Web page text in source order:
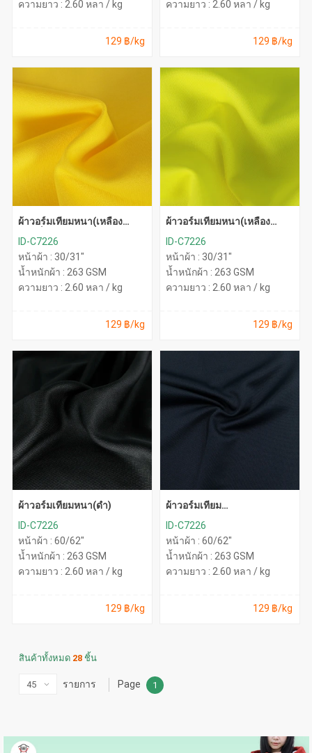
ความยาว : 2.60 หลา / kg
129 ฿/kg
ความยาว : 2.60 หลา / kg
129 ฿/kg
ผ้าวอร์มเทียมหนา(เหลือง
ID-C7226
หน้าผ้า : 30/31"
น้ำหนักผ้า : 263 GSM
ความยาว : 2.60 หลา / kg
129 ฿/kg
ผ้าวอร์มเทียมหนา(เหลือง
ID-C7226
หน้าผ้า : 30/31"
น้ำหนักผ้า : 263 GSM
ความยาว : 2.60 หลา / kg
129 ฿/kg
ผ้าวอร์มเทียมหนา(ดำ)
ID-C7226
หน้าผ้า : 60/62"
น้ำหนักผ้า : 263 GSM
ความยาว : 2.60 หลา / kg
129 ฿/kg
ผ้าวอร์มเทียม
ID-C7226
หน้าผ้า : 60/62"
น้ำหนักผ้า : 263 GSM
ความยาว : 2.60 หลา / kg
129 ฿/kg
สินค้าทั้งหมด 28 ชิ้น
รายการ Page 1